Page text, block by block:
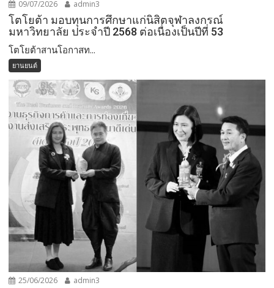
09/07/2026 admin3
โตโยต้า มอบทุนการศึกษาแก่นิสิตจุฬาลงกรณ์
มหาวิทยาลัย ประจำปี 2568 ต่อเนื่องเป็นปีที่ 53
โตโยต้าสานโอกาสท...
ยานยนต์
25/06/2026 admin3